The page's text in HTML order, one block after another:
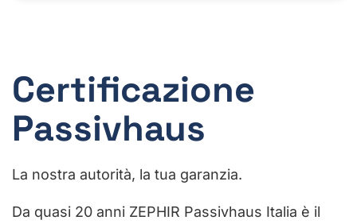
Certificazione
Passivhaus
La nostra autorità, la tua garanzia.
Da quasi 20 anni ZEPHIR Passivhaus Italia è il